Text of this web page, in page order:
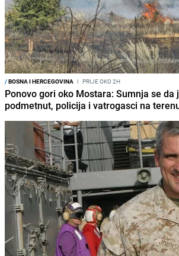
/BOSNA I HERCEGOVINA I PRIJE OKO 2H
Ponovo gori oko Mostara: Sumnja se da
podmetnut, policija i vatrogasci na